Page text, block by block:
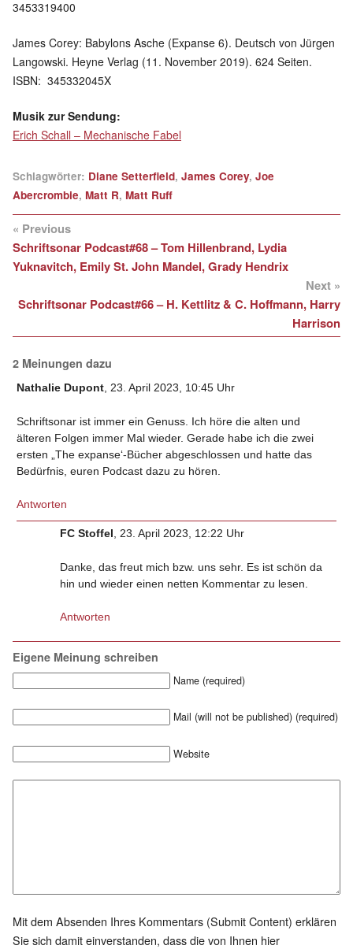
3453319400
James Corey: Babylons Asche (Expanse 6). Deutsch von Jürgen
Langowski. Heyne Verlag (11. November 2019). 624 Seiten.
ISBN: ‎ 345332045X
Musik zur Sendung:
Erich Schall – Mechanische Fabel
Schlagwörter: Diane Setterfield, James Corey, Joe
Abercrombie, Matt R, Matt Ruff
« Previous
Schriftsonar Podcast#68 – Tom Hillenbrand, Lydia
Yuknavitch, Emily St. John Mandel, Grady Hendrix
Next »
Schriftsonar Podcast#66 – H. Kettlitz & C. Hoffmann, Harry
Harrison
2 Meinungen dazu
Nathalie Dupont , 23. April 2023, 10:45 Uhr
Schriftsonar ist immer ein Genuss. Ich höre die alten und
älteren Folgen immer Mal wieder. Gerade habe ich die zwei
ersten „The expanse‘-Bücher abgeschlossen und hatte das
Bedürfnis, euren Podcast dazu zu hören.
Antworten
FC Stoffel , 23. April 2023, 12:22 Uhr
Danke, das freut mich bzw. uns sehr. Es ist schön da
hin und wieder einen netten Kommentar zu lesen.
Antworten
Eigene Meinung schreiben
Name (required)
Mail (will not be published) (required)
Website
Mit dem Absenden Ihres Kommentars (Submit Content) erklären
Sie sich damit einverstanden, dass die von Ihnen hier